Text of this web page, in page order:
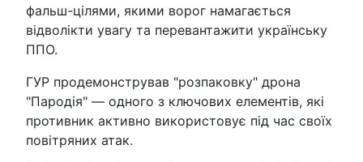
фальш-цілями, якими ворог намагається
відволікти увагу та перевантажити українську
ППО.
ГУР продемонстрував "розпаковку" дрона
"Пародія" — одного з ключових елементів, які
противник активно використовує під час своїх
повітряних атак.